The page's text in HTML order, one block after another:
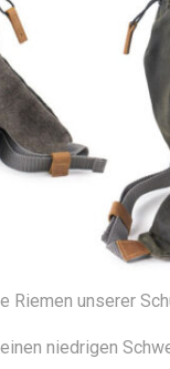
Riemen unserer
niedrigen